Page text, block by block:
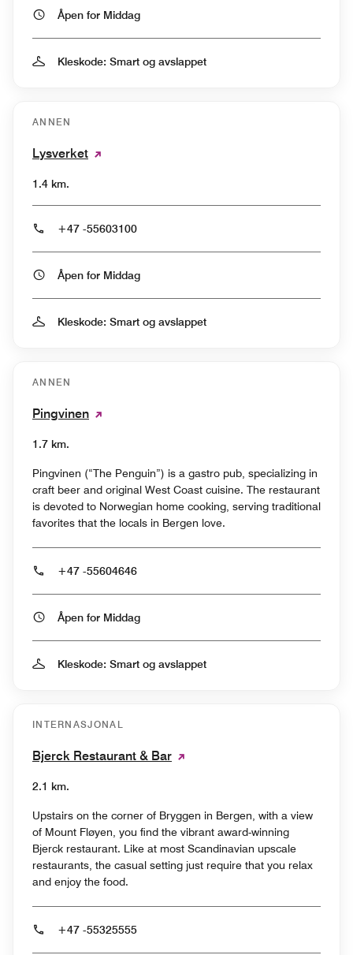
Åpen for Middag
Kleskode: Smart og avslappet
ANNEN
Lysverket
1.4 km.
+47 -55603100
Åpen for Middag
Kleskode: Smart og avslappet
ANNEN
Pingvinen
1.7 km.
Pingvinen (“The Penguin”) is a gastro pub, specializing in
craft beer and original West Coast cuisine. The restaurant
is devoted to Norwegian home cooking, serving traditional
favorites that the locals in Bergen love.
+47 -55604646
Åpen for Middag
Kleskode: Smart og avslappet
INTERNASJONAL
Bjerck Restaurant & Bar
2.1 km.
Upstairs on the corner of Bryggen in Bergen, with a view
of Mount Fløyen, you find the vibrant award-winning
Bjerck restaurant. Like at most Scandinavian upscale
restaurants, the casual setting just require that you relax
and enjoy the food.
+47 -55325555